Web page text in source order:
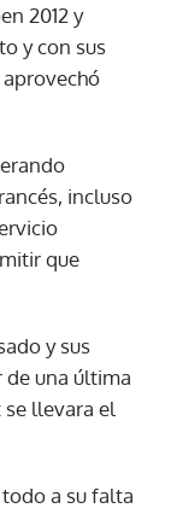
2012 y
y con sus
incluso
que
y sus
de una última
llevara el
a su falta